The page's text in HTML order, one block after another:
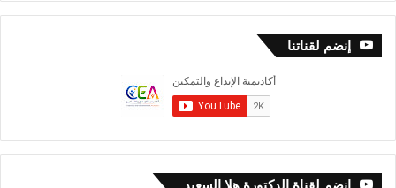
إنضم لقناتنا
إنضم لقناة الدكتورة هلا السعيد